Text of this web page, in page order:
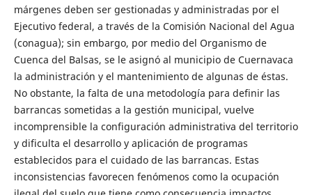
márgenes deben ser gestionadas y administradas por el
Ejecutivo federal, a través de la Comisión Nacional del Agua
(conagua); sin embargo, por medio del Organismo de
Cuenca del Balsas, se le asignó al municipio de Cuernavaca
la administración y el mantenimiento de algunas de éstas.
No obstante, la falta de una metodología para definir las
barrancas sometidas a la gestión municipal, vuelve
incomprensible la configuración administrativa del territorio
y dificulta el desarrollo y aplicación de programas
establecidos para el cuidado de las barrancas. Estas
inconsistencias favorecen fenómenos como la ocupación